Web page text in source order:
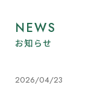
NEWS
お知らせ
2026/04/23